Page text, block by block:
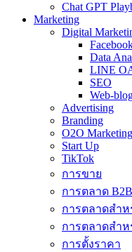
Chat GPT
Marketing
Digital
Data
LINE
SEO
Web-
Advertising
Branding
O2O Marketing
Start Up
TikTok
การขาย
การตลาด B2B
การตลาดสำ
การตลาดสำ
การตั้งราคา